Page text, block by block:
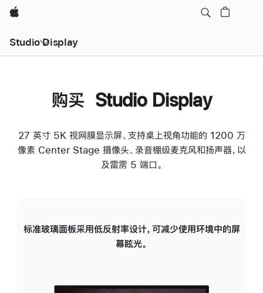
Apple
Studio Display
购买 Studio Display
27 英寸 5K 视网膜显示屏、支持桌上视角功能的 1200 万
像素 Center Stage 摄像头、录音棚级麦克风和扬声器，以
及雷雳 5 端口。
标准玻璃面板采用低反射率设计，可减少使用环境中的屏
幕眩光。